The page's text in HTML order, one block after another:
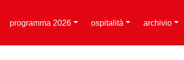
programma 2026 ospitalità archivio